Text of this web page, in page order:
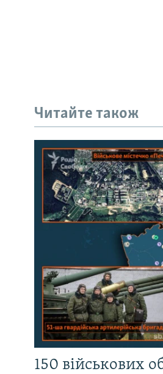
Читайте також
150 військових